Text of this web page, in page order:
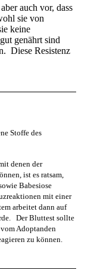
auch vor, dass
sie von
keine
genährt sind
Diese Resistenz
Stoffe des
denen der
ist es ratsam,
Babesiose
mit einer
arbeitet dann auf
Der Bluttest sollte
Adoptanden
zu können.